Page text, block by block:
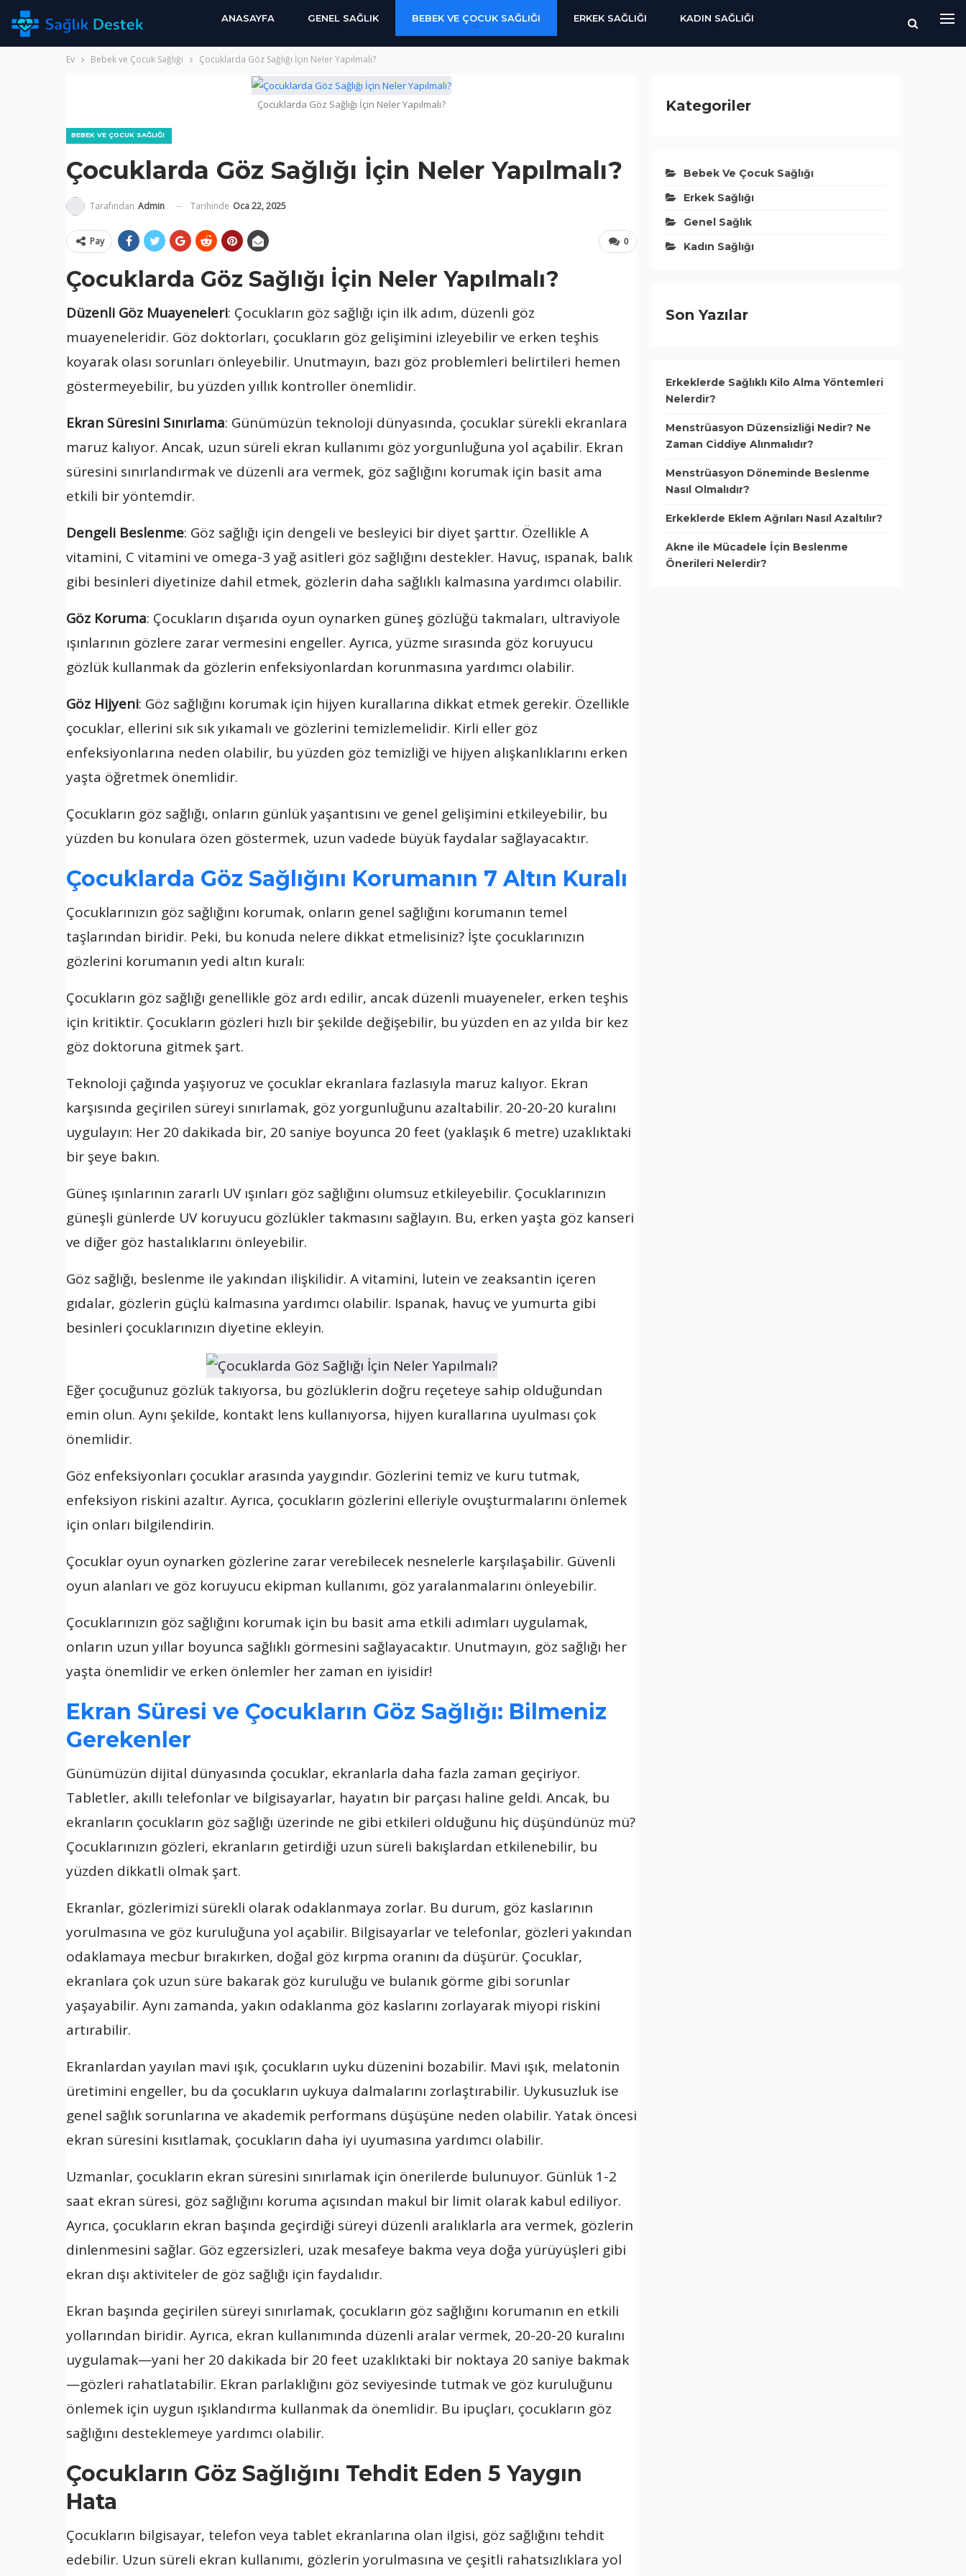
ANASAYFA GENEL SAĞLIK BEBEK VE ÇOCUK SAĞLIĞI ERKEK SAĞLIĞI KADIN SAĞLIĞI
Ev Bebek ve Çocuk Sağlığı Çocuklarda Göz Sağlığı İçin Neler Yapılmalı?
Çocuklarda Göz Sağlığı İçin Neler Yapılmalı?
BEBEK VE ÇOCUK SAĞLIĞI
Çocuklarda Göz Sağlığı İçin Neler Yapılmalı?
Tarafından Admin Tarihinde Oca 22, 2025
0
Pay
Çocuklarda Göz Sağlığı İçin Neler Yapılmalı?
Düzenli Göz Muayeneleri: Çocukların göz sağlığı için ilk adım, düzenli göz
muayeneleridir. Göz doktorları, çocukların göz gelişimini izleyebilir ve erken teşhis
koyarak olası sorunları önleyebilir. Unutmayın, bazı göz problemleri belirtileri hemen
göstermeyebilir, bu yüzden yıllık kontroller önemlidir.
Ekran Süresini Sınırlama: Günümüzün teknoloji dünyasında, çocuklar sürekli ekranlara
maruz kalıyor. Ancak, uzun süreli ekran kullanımı göz yorgunluğuna yol açabilir. Ekran
süresini sınırlandırmak ve düzenli ara vermek, göz sağlığını korumak için basit ama
etkili bir yöntemdir.
Dengeli Beslenme: Göz sağlığı için dengeli ve besleyici bir diyet şarttır. Özellikle A
vitamini, C vitamini ve omega-3 yağ asitleri göz sağlığını destekler. Havuç, ıspanak, balık
gibi besinleri diyetinize dahil etmek, gözlerin daha sağlıklı kalmasına yardımcı olabilir.
Göz Koruma: Çocukların dışarıda oyun oynarken güneş gözlüğü takmaları, ultraviyole
ışınlarının gözlere zarar vermesini engeller. Ayrıca, yüzme sırasında göz koruyucu
gözlük kullanmak da gözlerin enfeksiyonlardan korunmasına yardımcı olabilir.
Göz Hijyeni: Göz sağlığını korumak için hijyen kurallarına dikkat etmek gerekir. Özellikle
çocuklar, ellerini sık sık yıkamalı ve gözlerini temizlemelidir. Kirli eller göz
enfeksiyonlarına neden olabilir, bu yüzden göz temizliği ve hijyen alışkanlıklarını erken
yaşta öğretmek önemlidir.
Çocukların göz sağlığı, onların günlük yaşantısını ve genel gelişimini etkileyebilir, bu
yüzden bu konulara özen göstermek, uzun vadede büyük faydalar sağlayacaktır.
Çocuklarda Göz Sağlığını Korumanın 7 Altın Kuralı
Çocuklarınızın göz sağlığını korumak, onların genel sağlığını korumanın temel
taşlarından biridir. Peki, bu konuda nelere dikkat etmelisiniz? İşte çocuklarınızın
gözlerini korumanın yedi altın kuralı:
Çocukların göz sağlığı genellikle göz ardı edilir, ancak düzenli muayeneler, erken teşhis
için kritiktir. Çocukların gözleri hızlı bir şekilde değişebilir, bu yüzden en az yılda bir kez
göz doktoruna gitmek şart.
Teknoloji çağında yaşıyoruz ve çocuklar ekranlara fazlasıyla maruz kalıyor. Ekran
karşısında geçirilen süreyi sınırlamak, göz yorgunluğunu azaltabilir. 20-20-20 kuralını
uygulayın: Her 20 dakikada bir, 20 saniye boyunca 20 feet (yaklaşık 6 metre) uzaklıktaki
bir şeye bakın.
Güneş ışınlarının zararlı UV ışınları göz sağlığını olumsuz etkileyebilir. Çocuklarınızın
güneşli günlerde UV koruyucu gözlükler takmasını sağlayın. Bu, erken yaşta göz kanseri
ve diğer göz hastalıklarını önleyebilir.
Göz sağlığı, beslenme ile yakından ilişkilidir. A vitamini, lutein ve zeaksantin içeren
gıdalar, gözlerin güçlü kalmasına yardımcı olabilir. Ispanak, havuç ve yumurta gibi
besinleri çocuklarınızın diyetine ekleyin.
Eğer çocuğunuz gözlük takıyorsa, bu gözlüklerin doğru reçeteye sahip olduğundan
emin olun. Aynı şekilde, kontakt lens kullanıyorsa, hijyen kurallarına uyulması çok
önemlidir.
Göz enfeksiyonları çocuklar arasında yaygındır. Gözlerini temiz ve kuru tutmak,
enfeksiyon riskini azaltır. Ayrıca, çocukların gözlerini elleriyle ovuşturmalarını önlemek
için onları bilgilendirin.
Çocuklar oyun oynarken gözlerine zarar verebilecek nesnelerle karşılaşabilir. Güvenli
oyun alanları ve göz koruyucu ekipman kullanımı, göz yaralanmalarını önleyebilir.
Çocuklarınızın göz sağlığını korumak için bu basit ama etkili adımları uygulamak,
onların uzun yıllar boyunca sağlıklı görmesini sağlayacaktır. Unutmayın, göz sağlığı her
yaşta önemlidir ve erken önlemler her zaman en iyisidir!
Ekran Süresi ve Çocukların Göz Sağlığı: Bilmeniz
Gerekenler
Günümüzün dijital dünyasında çocuklar, ekranlarla daha fazla zaman geçiriyor.
Tabletler, akıllı telefonlar ve bilgisayarlar, hayatın bir parçası haline geldi. Ancak, bu
ekranların çocukların göz sağlığı üzerinde ne gibi etkileri olduğunu hiç düşündünüz mü?
Çocuklarınızın gözleri, ekranların getirdiği uzun süreli bakışlardan etkilenebilir, bu
yüzden dikkatli olmak şart.
Ekranlar, gözlerimizi sürekli olarak odaklanmaya zorlar. Bu durum, göz kaslarının
yorulmasına ve göz kuruluğuna yol açabilir. Bilgisayarlar ve telefonlar, gözleri yakından
odaklamaya mecbur bırakırken, doğal göz kırpma oranını da düşürür. Çocuklar,
ekranlara çok uzun süre bakarak göz kuruluğu ve bulanık görme gibi sorunlar
yaşayabilir. Aynı zamanda, yakın odaklanma göz kaslarını zorlayarak miyopi riskini
artırabilir.
Ekranlardan yayılan mavi ışık, çocukların uyku düzenini bozabilir. Mavi ışık, melatonin
üretimini engeller, bu da çocukların uykuya dalmalarını zorlaştırabilir. Uykusuzluk ise
genel sağlık sorunlarına ve akademik performans düşüşüne neden olabilir. Yatak öncesi
ekran süresini kısıtlamak, çocukların daha iyi uyumasına yardımcı olabilir.
Uzmanlar, çocukların ekran süresini sınırlamak için önerilerde bulunuyor. Günlük 1-2
saat ekran süresi, göz sağlığını koruma açısından makul bir limit olarak kabul ediliyor.
Ayrıca, çocukların ekran başında geçirdiği süreyi düzenli aralıklarla ara vermek, gözlerin
dinlenmesini sağlar. Göz egzersizleri, uzak mesafeye bakma veya doğa yürüyüşleri gibi
ekran dışı aktiviteler de göz sağlığı için faydalıdır.
Ekran başında geçirilen süreyi sınırlamak, çocukların göz sağlığını korumanın en etkili
yollarından biridir. Ayrıca, ekran kullanımında düzenli aralar vermek, 20-20-20 kuralını
uygulamak—yani her 20 dakikada bir 20 feet uzaklıktaki bir noktaya 20 saniye bakmak
—gözleri rahatlatabilir. Ekran parlaklığını göz seviyesinde tutmak ve göz kuruluğunu
önlemek için uygun ışıklandırma kullanmak da önemlidir. Bu ipuçları, çocukların göz
sağlığını desteklemeye yardımcı olabilir.
Çocukların Göz Sağlığını Tehdit Eden 5 Yaygın
Hata
Çocukların bilgisayar, telefon veya tablet ekranlarına olan ilgisi, göz sağlığını tehdit
edebilir. Uzun süreli ekran kullanımı, gözlerin yorulmasına ve çeşitli rahatsızlıklara yol
Kategoriler
Bebek Ve Çocuk Sağlığı
Erkek Sağlığı
Genel Sağlık
Kadın Sağlığı
Son Yazılar
Erkeklerde Sağlıklı Kilo Alma Yöntemleri
Nelerdir?
Menstrüasyon Düzensizliği Nedir? Ne
Zaman Ciddiye Alınmalıdır?
Menstrüasyon Döneminde Beslenme
Nasıl Olmalıdır?
Erkeklerde Eklem Ağrıları Nasıl Azaltılır?
Akne ile Mücadele İçin Beslenme
Önerileri Nelerdir?